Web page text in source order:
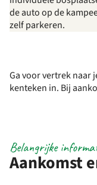
de auto op de
zelf parkeren.
Ga voor vertrek naar
kenteken in. Bij
Aankomst
Belangrijke